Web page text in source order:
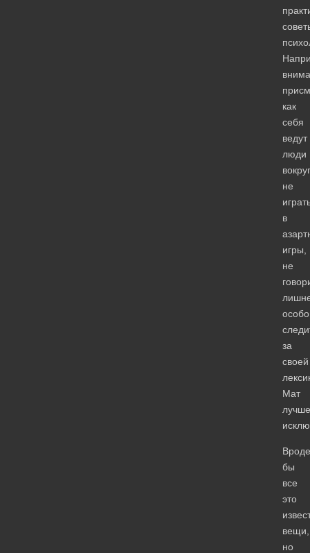
как
себя
ведут
люди
не
в
игры,
не
особо
за
своей
Мат
лучше
Вроде
бы
все
это
вещи,
но